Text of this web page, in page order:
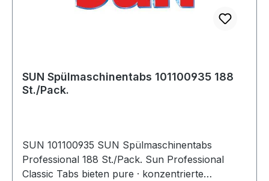
SUN Spülmaschinentabs 101100935 188
St./Pack.
SUN 101100935 SUN Spülmaschinentabs
Professional 188 St./Pack. Sun Professional
Classic Tabs bieten pure · konzentrierte